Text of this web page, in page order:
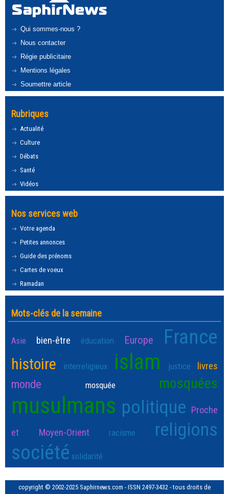
Qui sommes-nous ?
Nous contacter
Régie publicitaire
Mentions légales
Soumettre article
Rubriques
Actualité
Culture
Débats
Santé
Vidéos
Nos services web
Votre agenda
Petites annonces
Guide des prénoms
Cartes de voeux
Ramadan
Mots-clés de la semaine
Asie bien-être éducation Europe France
histoire interreligieux islam justice livres
monde mosquée mosquées
musulmans politique Proche
et Moyen-Orient
racisme religions
société solidarité
copyright © 2002-2025 Saphirnews.com - ISSN 2497-3432 - tous droits de